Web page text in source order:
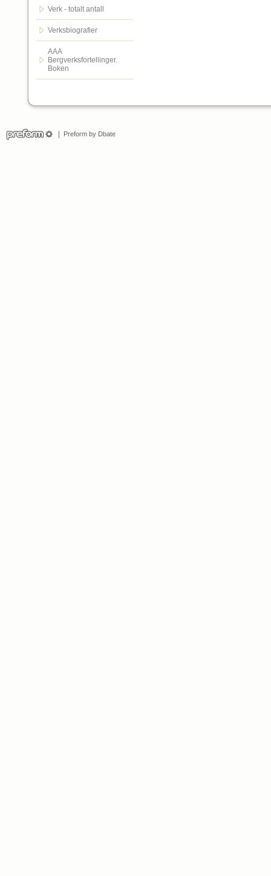
Verk - totalt antall
Verksbiografier
AAA
Bergverksfortellinger.
Boken
Preform by Dbate